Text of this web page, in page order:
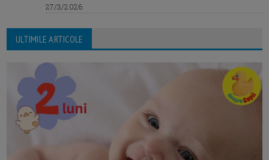
27/3/2026
ULTIMILE ARTICOLE